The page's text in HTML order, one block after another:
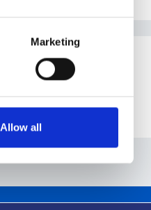
Marketing
Allow all
PATKA DANIEL
Detaily